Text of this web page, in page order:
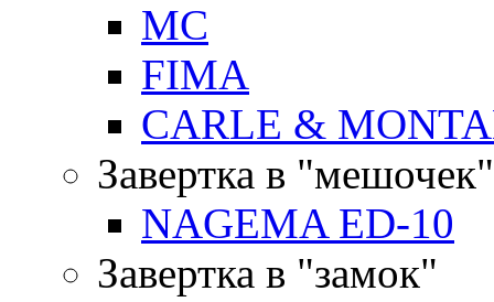
MC
FIMA
CARLE &
Завертка в "мешочек"
NAGEMA ED-10
Завертка в "замок"